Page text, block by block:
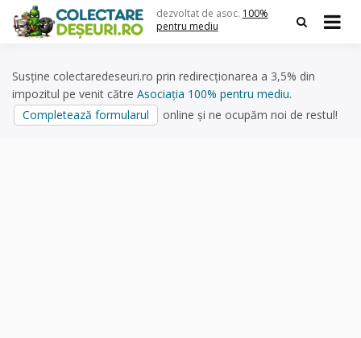
content
dezvoltat de asoc. 100%
pentru mediu
Susține colectaredeseuri.ro prin redirecționarea a 3,5% din
impozitul pe venit către Asociația 100% pentru mediu.
Completează formularul
online și ne ocupăm noi de restul!